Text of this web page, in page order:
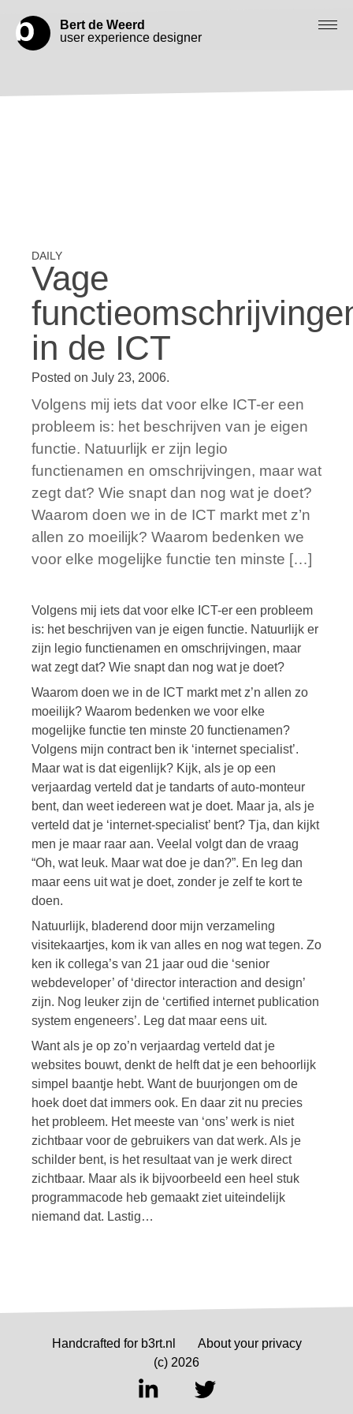
Vage
in de ICT
Posted on July 23, 2006.
Volgens mij iets dat voor elke ICT-er een
probleem is: het beschrijven van je eigen
functie. Natuurlijk er zijn legio
functienamen en omschrijvingen, maar wat
zegt dat? Wie snapt dan nog wat je doet?
Waarom doen we in de ICT markt met z’n
allen zo moeilijk? Waarom bedenken we
voor elke mogelijke functie ten minste […]
Volgens mij iets dat voor elke ICT-er een probleem
is: het beschrijven van je eigen functie. Natuurlijk er
zijn legio functienamen en omschrijvingen, maar
wat zegt dat? Wie snapt dan nog wat je doet?
Waarom doen we in de ICT markt met z’n allen zo
moeilijk? Waarom bedenken we voor elke
mogelijke functie ten minste 20 functienamen?
Volgens mijn contract ben ik ‘internet specialist’.
Maar wat is dat eigenlijk? Kijk, als je op een
verjaardag verteld dat je tandarts of auto-monteur
bent, dan weet iedereen wat je doet. Maar ja, als je
verteld dat je ‘internet-specialist’ bent? Tja, dan kijkt
men je maar raar aan. Veelal volgt dan de vraag
“Oh, wat leuk. Maar wat doe je dan?”. En leg dan
maar eens uit wat je doet, zonder je zelf te kort te
doen.
Natuurlijk, bladerend door mijn verzameling
visitekaartjes, kom ik van alles en nog wat tegen. Zo
ken ik collega’s van 21 jaar oud die ‘senior
webdeveloper’ of ‘director interaction and design’
zijn. Nog leuker zijn de ‘certified internet publication
system engeneers’. Leg dat maar eens uit.
Want als je op zo’n verjaardag verteld dat je
websites bouwt, denkt de helft dat je een behoorlijk
simpel baantje hebt. Want de buurjongen om de
hoek doet dat immers ook. En daar zit nu precies
het probleem. Het meeste van ‘ons’ werk is niet
zichtbaar voor de gebruikers van dat werk. Als je
schilder bent, is het resultaat van je werk direct
zichtbaar. Maar als ik bijvoorbeeld een heel stuk
programmacode heb gemaakt ziet uiteindelijk
niemand dat. Lastig…
Bert de Weerd
user experience designer
Handcrafted for b3rt.nl
About your privacy
(c) 2026